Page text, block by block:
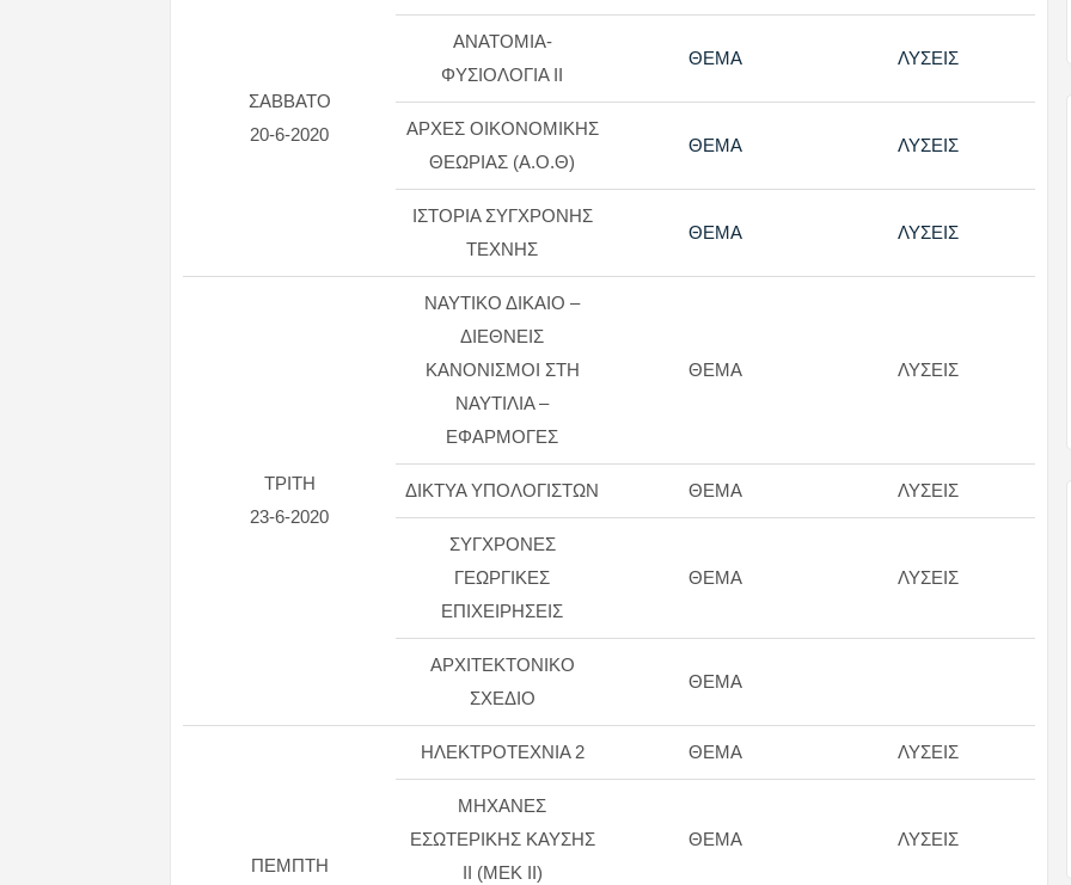
ΣΑΒΒΑΤΟ
20-6-2020
ΑΝΑΤΟΜΙΑ-
ΦΥΣΙΟΛΟΓΙΑ ΙΙ
ΘΕΜΑ ΛΥΣΕΙΣ
ΑΡΧΕΣ ΟΙΚΟΝΟΜΙΚΗΣ
ΘΕΩΡΙΑΣ (Α.Ο.Θ)
ΘΕΜΑ ΛΥΣΕΙΣ
ΙΣΤΟΡΙΑ ΣΥΓΧΡΟΝΗΣ
ΤΕΧΝΗΣ
ΘΕΜΑ ΛΥΣΕΙΣ
ΤΡΙΤΗ
23-6-2020
ΝΑΥΤΙΚΟ ΔΙΚΑΙΟ –
ΔΙΕΘΝΕΙΣ
ΚΑΝΟΝΙΣΜΟΙ ΣΤΗ
ΝΑΥΤΙΛΙΑ –
ΕΦΑΡΜΟΓΕΣ
ΘΕΜΑ ΛΥΣΕΙΣ
ΔΙΚΤΥΑ ΥΠΟΛΟΓΙΣΤΩΝ ΘΕΜΑ ΛΥΣΕΙΣ
ΣΥΓΧΡΟΝΕΣ
ΓΕΩΡΓΙΚΕΣ
ΕΠΙΧΕΙΡΗΣΕΙΣ
ΘΕΜΑ ΛΥΣΕΙΣ
ΑΡΧΙΤΕΚΤΟΝΙΚΟ
ΣΧΕΔΙΟ
ΘΕΜΑ
ΠΕΜΠΤΗ
ΗΛΕΚΤΡΟΤΕΧΝΙΑ 2 ΘΕΜΑ ΛΥΣΕΙΣ
ΜΗΧΑΝΕΣ
ΕΣΩΤΕΡΙΚΗΣ ΚΑΥΣΗΣ
ΙΙ (ΜΕΚ ΙΙ)
ΘΕΜΑ ΛΥΣΕΙΣ